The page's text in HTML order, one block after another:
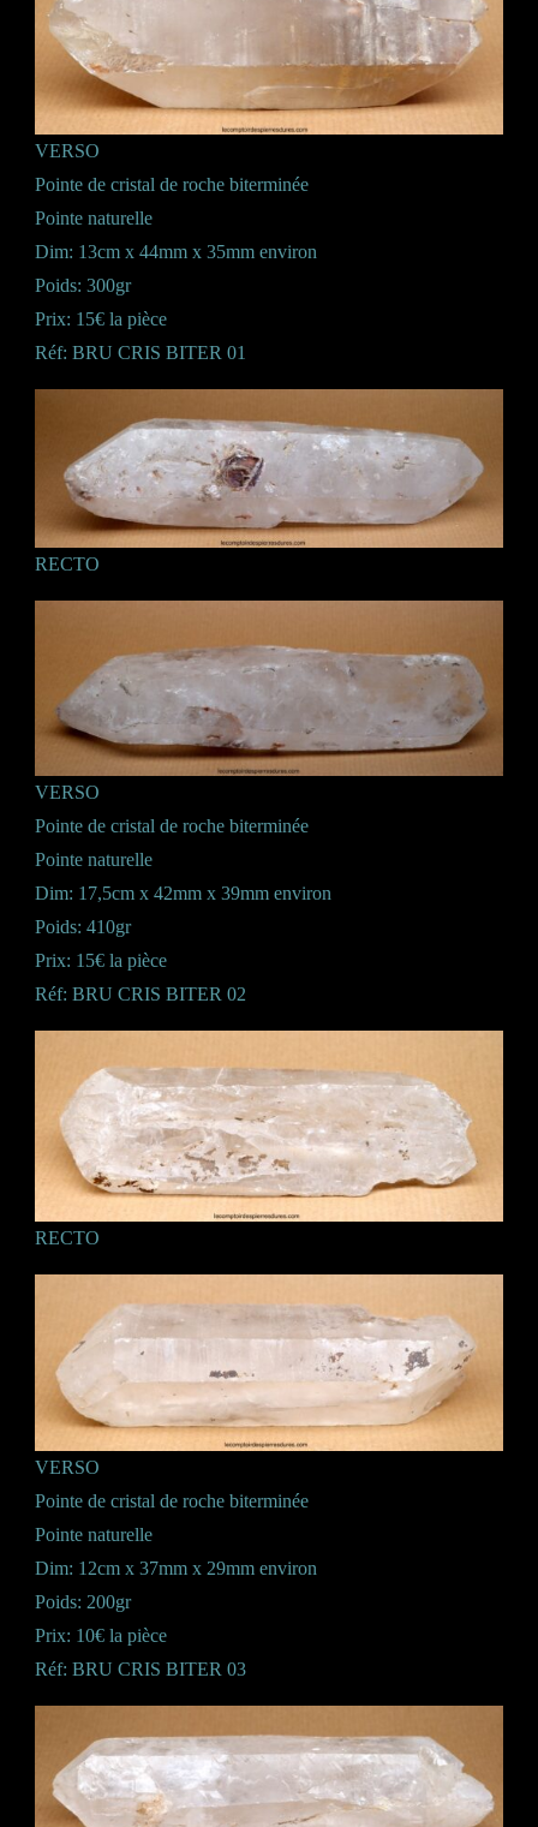
VERSO
Pointe de cristal de roche biterminée
Pointe naturelle
Dim: 13cm x 44mm x 35mm environ
Poids: 300gr
Prix: 15€ la pièce
Réf: BRU CRIS BITER 01
RECTO
VERSO
Pointe de cristal de roche biterminée
Pointe naturelle
Dim: 17,5cm x 42mm x 39mm environ
Poids: 410gr
Prix: 15€ la pièce
Réf: BRU CRIS BITER 02
RECTO
VERSO
Pointe de cristal de roche biterminée
Pointe naturelle
Dim: 12cm x 37mm x 29mm environ
Poids: 200gr
Prix: 10€ la pièce
Réf: BRU CRIS BITER 03